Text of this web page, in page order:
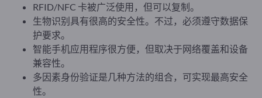
RFID/NFC 卡被广泛使用，但可以复制。
生物识别具有很高的安全性。不过，必须遵守数据保
护要求。
智能手机应用程序很方便，但取决于网络覆盖和设备
兼容性。
多因素身份验证是几种方法的组合，可实现最高安全
性。